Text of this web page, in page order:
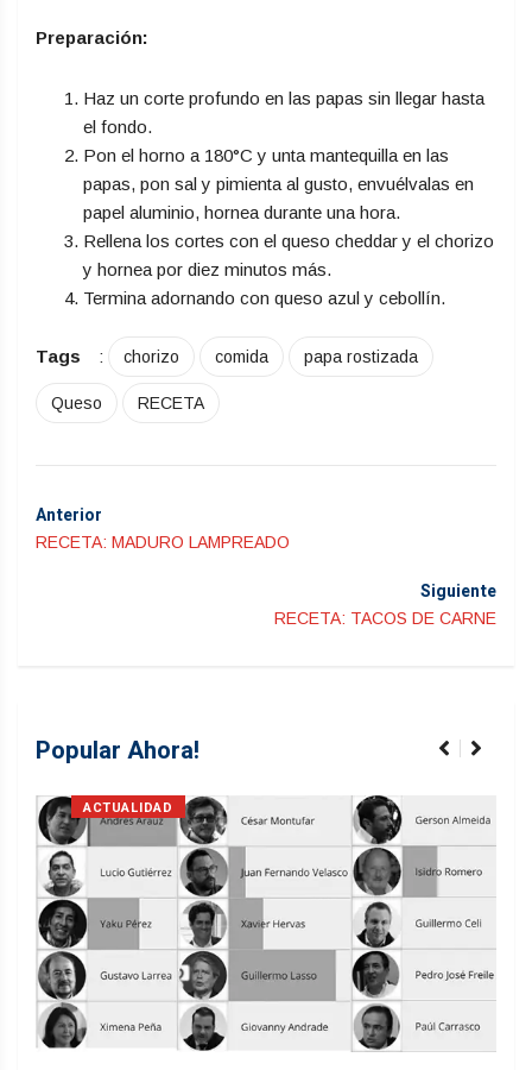
Preparación:
Haz un corte profundo en las papas sin llegar hasta
el fondo.
Pon el horno a 180°C y unta mantequilla en las
papas, pon sal y pimienta al gusto, envuélvalas en
papel aluminio, hornea durante una hora.
Rellena los cortes con el queso cheddar y el chorizo
y hornea por diez minutos más.
Termina adornando con queso azul y cebollín.
Tags : chorizo comida papa rostizada
Queso RECETA
Anterior
RECETA: MADURO LAMPREADO
Siguiente
RECETA: TACOS DE CARNE
Popular Ahora!
ACTUALIDAD